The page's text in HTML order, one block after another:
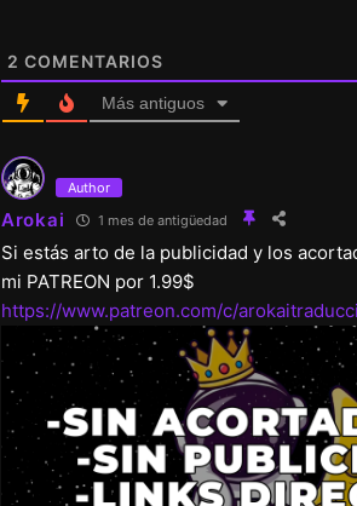
2 COMENTARIOS
Más antiguos
Author
Arokai 1 mes de antigüedad
Si estás arto de la publicidad y los
mi PATREON por 1.99$
https://www.patreon.com/c/